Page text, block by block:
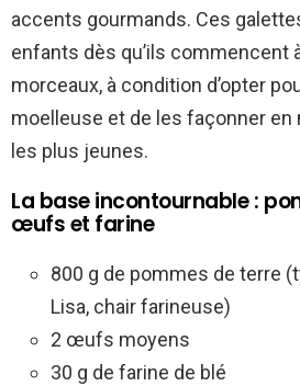
accents gourmands. Ces
enfants dès qu’ils commencent
morceaux, à condition d’opter
moelleuse et de les façonner
les plus jeunes.
La base incontournable :
œufs et farine
800 g de pommes de terre
Lisa, chair farineuse)
2 œufs moyens
30 g de farine de blé